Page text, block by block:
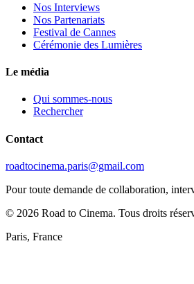
Nos Interviews
Nos Partenariats
Festival de Cannes
Cérémonie des Lumières
Le média
Qui sommes-nous
Rechercher
Contact
roadtocinema.paris@gmail.com
Pour toute demande de collaboration,
© 2026 Road to Cinema. Tous droits
Paris, France